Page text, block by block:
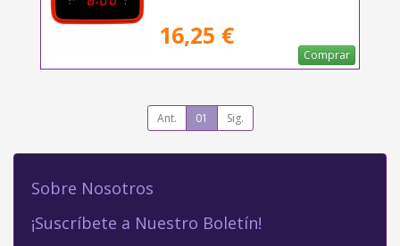
16,25 €
Comprar
Ant. 01 Sig.
Sobre Nosotros
¡Suscríbete a Nuestro Boletín!